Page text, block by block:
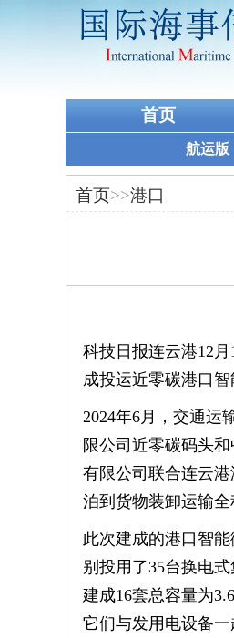
首页
航运版
首页>>港口
科技日报连云港12
成投运近零碳港口
2024年6月，交通运
限公司近零碳码头
有限公司联合连云
泊到货物装卸运输全
此次建成的港口智
别投用了35台换电
建成16套总容量为
它们与发用电设备一